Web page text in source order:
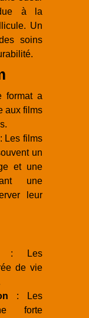
à la
Un
soins
format a
aux films
: Les films
un
et une
une
leur
Les
de vie
: Les
forte